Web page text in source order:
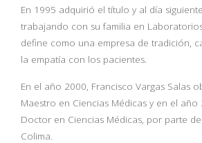
En 1995 adquirió el título y al día
trabajando con su familia en
define como una empresa de tradición,
la empatía con los pacientes.
En el año 2000, Francisco Vargas Salas
Maestro en Ciencias Médicas y en el
Doctor en Ciencias Médicas, por parte
Colima.